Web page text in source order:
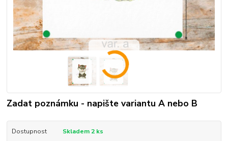
Zadat poznámku - napište variantu A nebo B
Dostupnost
Skladem 2 ks